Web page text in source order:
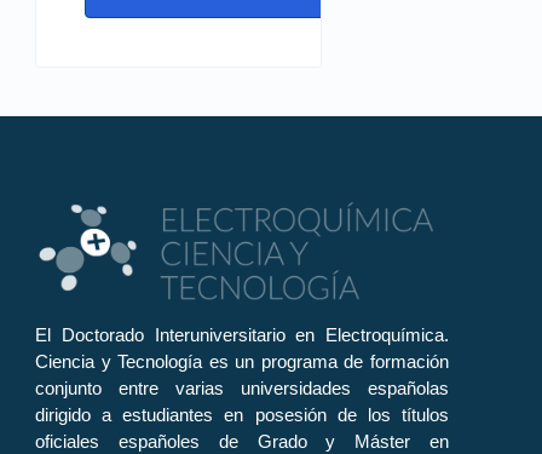
El Doctorado Interuniversitario en Electroquímica.
Ciencia y Tecnología es un programa de formación
conjunto entre varias universidades españolas
dirigido a estudiantes en posesión de los títulos
oficiales españoles de Grado y Máster en